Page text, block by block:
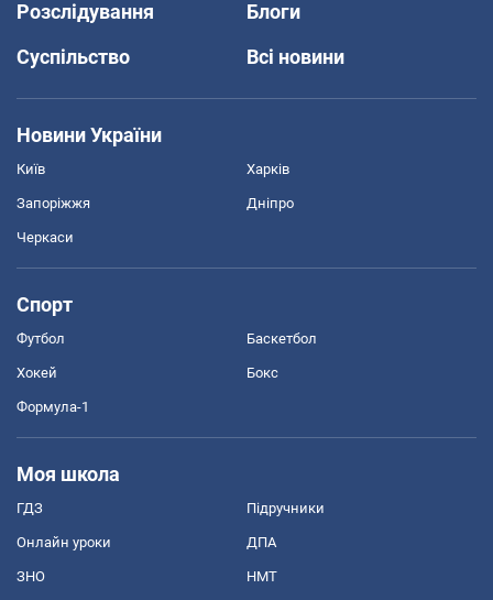
Розслідування
Блоги
Суспільство
Всі новини
Новини України
Київ Харків
Запоріжжя Дніпро
Черкаси
Спорт
Футбол Баскетбол
Хокей Бокс
Формула-1
Моя школа
ГДЗ Підручники
Онлайн уроки ДПА
ЗНО НМТ